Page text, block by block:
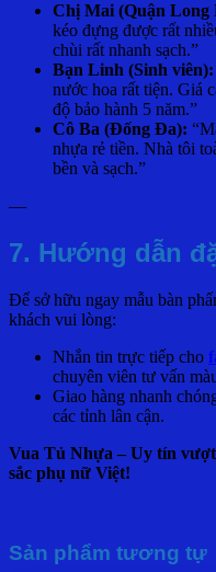
Chị Mai (Quận Long
kéo đựng được rất
chùi rất nhanh sạch.”
Bạn Linh (Sinh viên):
nước hoa rất tiện. Giá
độ bảo hành 5 năm.”
Cô Ba (Đống Đa):
nhựa rẻ tiền. Nhà tôi
bền và sạch.”
—
7. Hướng dẫn
Để sở hữu ngay mẫu bàn
khách vui lòng:
Nhắn tin trực tiếp cho
chuyên viên tư vấn
Giao hàng nhanh
các tỉnh lân cận.
Vua Tủ Nhựa – Uy tín
sắc phụ nữ Việt!
Sản phẩm tương tự